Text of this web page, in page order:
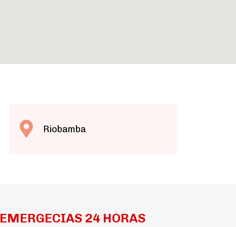
Riobamba
EMERGECIAS 24 HORAS